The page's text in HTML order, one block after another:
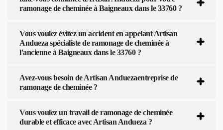
ramonage de cheminée à Baigneaux dans le 33760 ?
Vous voulez évitez un accident en appelant Artisan
Andueza spécialiste de ramonage de cheminée à
l'ancienne à Baigneaux dans le 33760 ?
Avez-vous besoin de Artisan Anduezaentreprise de
ramonage de cheminée ?
Vous voulez un travail de ramonage de cheminée
durable et efficace avec Artisan Andueza ?